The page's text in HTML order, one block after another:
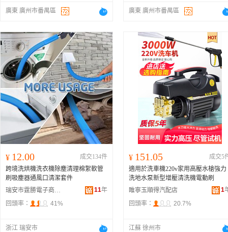
廣東 廣州市番禺區 廣東 廣州市番禺區
¥ 12.00
成交134件
跨境洗烘機洗衣機除塵清理棉絮軟管
刷吸塵器通風口清潔套件
瑞安市霆勝電子商務商行
11年
回頭率：
41%
浙江 瑞安市
¥ 151.05
成交5
適用於洗車機220v家用高壓水槍強力
洗地水泵新型增壓清洗機電動刷
睢寧玉順得汽配店
1
回頭率：
20.7%
江蘇 徐州市